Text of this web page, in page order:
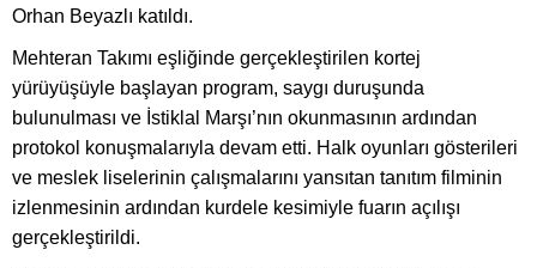
Orhan Beyazlı katıldı.
Mehteran Takımı eşliğinde gerçekleştirilen kortej
yürüyüşüyle başlayan program, saygı duruşunda
bulunulması ve İstiklal Marşı’nın okunmasının ardından
protokol konuşmalarıyla devam etti. Halk oyunları gösterileri
ve meslek liselerinin çalışmalarını yansıtan tanıtım filminin
izlenmesinin ardından kurdele kesimiyle fuarın açılışı
gerçekleştirildi.